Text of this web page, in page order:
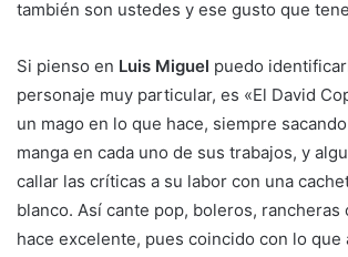
también son ustedes y ese gusto que
Si pienso en Luis Miguel puedo
personaje muy particular, es «El David
un mago en lo que hace, siempre
manga en cada uno de sus trabajos, y
callar las críticas a su labor con una
blanco. Así cante pop, boleros, rancheras
hace excelente, pues coincido con lo que